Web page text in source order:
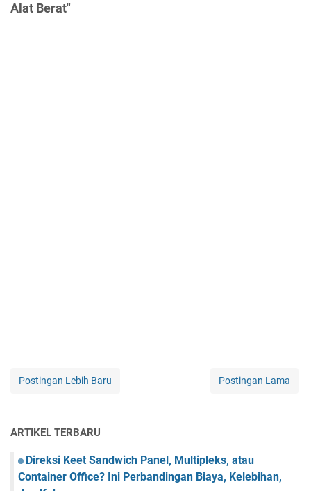
Alat Berat"
Postingan Lebih Baru Postingan Lama
ARTIKEL TERBARU
Direksi Keet Sandwich Panel, Multipleks, atau
Container Office? Ini Perbandingan Biaya, Kelebihan,